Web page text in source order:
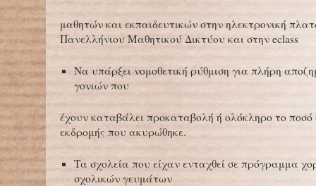
μαθητών και εκπαιδευτικών στην ηλεκτρονική
Πανελλήνιου Μαθητικού Δικτύου και στην eclass
Να υπάρξει νομοθετική ρύθμιση για πλήρη
γονιών που
έχουν καταβάλει προκαταβολή ή ολόκληρο το ποσό
εκδρομής που ακυρώθηκε.
Τα σχολεία που είχαν ενταχθεί σε πρόγραμμα
σχολικών γευμάτων